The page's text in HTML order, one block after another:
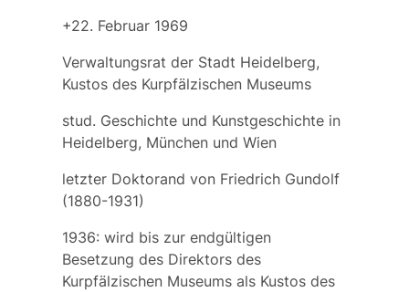
+22. Februar 1969
Verwaltungsrat der Stadt Heidelberg,
Kustos des Kurpfälzischen Museums
stud. Geschichte und Kunstgeschichte in
Heidelberg, München und Wien
letzter Doktorand von Friedrich Gundolf
(1880-1931)
1936: wird bis zur endgültigen
Besetzung des Direktors des
Kurpfälzischen Museums als Kustos des